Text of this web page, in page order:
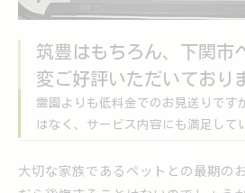
筑豊はもちろん、下関市
変ご好評いただいており
霊園よりも低料金でのお見送りです
はなく、サービス内容にも満足して
大切な家族であるペットとの最期の